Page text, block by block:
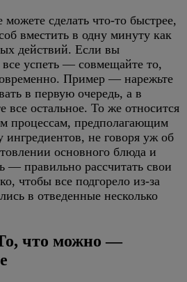
сделать что-то быстрее,
вместить в одну минуту как
действий. Если вы
все успеть — совмещайте то,
Пример — нарежьте
в первую очередь, а в
все остальное. То же относится
процессам, предполагающим
ингредиентов, не говоря уж об
основного блюда и
— правильно рассчитать свои
чтобы все подгорело из-за
в отведенные несколько
что можно —